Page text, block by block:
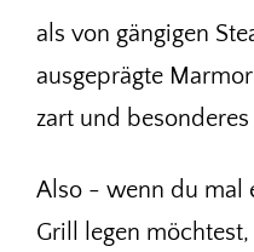
als von gängigen
ausgeprägte
zart und besonderes
Also - wenn du mal
Grill legen